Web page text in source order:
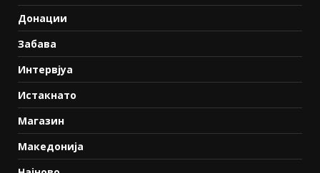
Донации
Забава
Интервјуа
Истакнато
Магазин
Македонија